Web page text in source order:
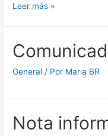
15
de
Leer más »
General / Por Maria BR
Nota